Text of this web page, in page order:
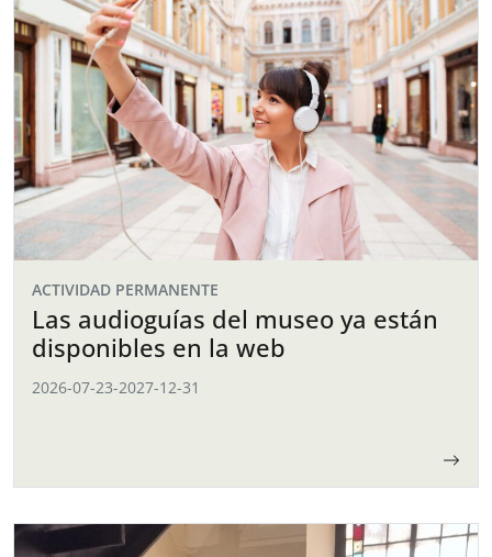
ACTIVIDAD PERMANENTE
Las audioguías del museo ya están
disponibles en la web
2026-07-23-2027-12-31